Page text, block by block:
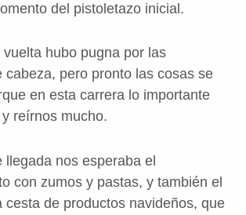
del pistoletazo inicial.
hubo pugna por las
cabeza, pero pronto las cosas se
en esta carrera lo importante
reírnos mucho.
llegada nos esperaba el
con zumos y pastas, y también el
cesta de productos navideños, que